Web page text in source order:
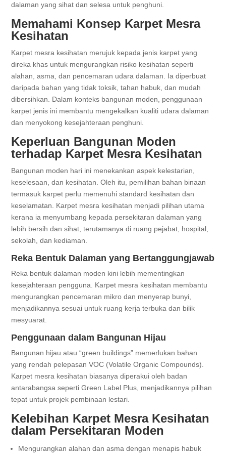
dalaman yang sihat dan selesa untuk penghuni.
Memahami Konsep Karpet Mesra
Kesihatan
Karpet mesra kesihatan merujuk kepada jenis karpet yang
direka khas untuk mengurangkan risiko kesihatan seperti
alahan, asma, dan pencemaran udara dalaman. Ia diperbuat
daripada bahan yang tidak toksik, tahan habuk, dan mudah
dibersihkan. Dalam konteks bangunan moden, penggunaan
karpet jenis ini membantu mengekalkan kualiti udara dalaman
dan menyokong kesejahteraan penghuni.
Keperluan Bangunan Moden
terhadap Karpet Mesra Kesihatan
Bangunan moden hari ini menekankan aspek kelestarian,
keselesaan, dan kesihatan. Oleh itu, pemilihan bahan binaan
termasuk karpet perlu memenuhi standard kesihatan dan
keselamatan. Karpet mesra kesihatan menjadi pilihan utama
kerana ia menyumbang kepada persekitaran dalaman yang
lebih bersih dan sihat, terutamanya di ruang pejabat, hospital,
sekolah, dan kediaman.
Reka Bentuk Dalaman yang Bertanggungjawab
Reka bentuk dalaman moden kini lebih mementingkan
kesejahteraan pengguna. Karpet mesra kesihatan membantu
mengurangkan pencemaran mikro dan menyerap bunyi,
menjadikannya sesuai untuk ruang kerja terbuka dan bilik
mesyuarat.
Penggunaan dalam Bangunan Hijau
Bangunan hijau atau “green buildings” memerlukan bahan
yang rendah pelepasan VOC (Volatile Organic Compounds).
Karpet mesra kesihatan biasanya diperakui oleh badan
antarabangsa seperti Green Label Plus, menjadikannya pilihan
tepat untuk projek pembinaan lestari.
Kelebihan Karpet Mesra Kesihatan
dalam Persekitaran Moden
Mengurangkan alahan dan asma dengan menapis habuk